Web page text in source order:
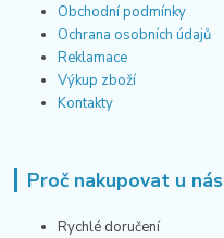
Obchodní podmínky
Ochrana osobních údajů
Reklamace
Výkup zboží
Kontakty
Proč nakupovat u nás
Rychlé doručení